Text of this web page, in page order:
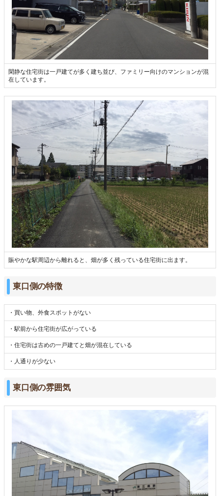
閑静な住宅街は一戸建てが多く建ち並び、ファミリー向けのマンションが混
在しています。
賑やかな駅周辺から離れると、畑が多く残っている住宅街に出ます。
東口側の特徴
・買い物、外食スポットがない
・駅前から住宅街が広がっている
・住宅街は古めの一戸建てと畑が混在している
・人通りが少ない
東口側の雰囲気